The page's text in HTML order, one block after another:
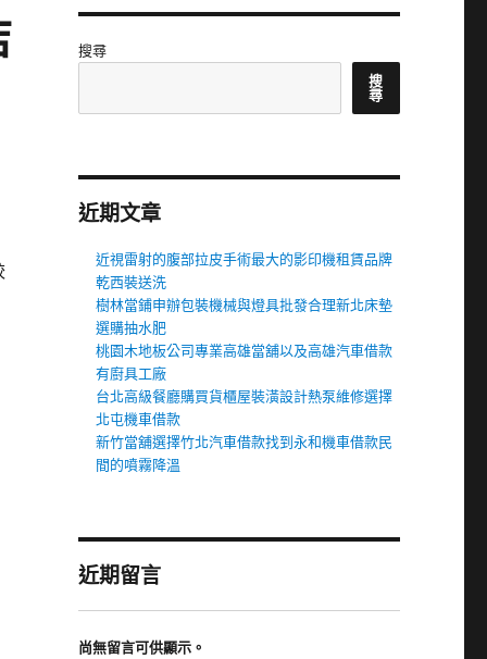
搜尋
搜
尋
近期文章
近視雷射的腹部拉皮手術最大的影印機租賃品牌
乾西裝送洗
樹林當鋪申辦包裝機械與燈具批發合理新北床墊
選購抽水肥
桃園木地板公司專業高雄當舖以及高雄汽車借款
有廚具工廠
台北高級餐廳購買貨櫃屋裝潢設計熱泵維修選擇
北屯機車借款
新竹當舖選擇竹北汽車借款找到永和機車借款民
間的噴霧降溫
近期留言
尚無留言可供顯示。